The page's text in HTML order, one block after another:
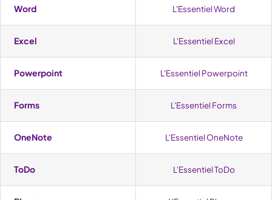
Word L'Essentiel Word
Excel L'Essentiel Excel
Powerpoint L'Essentiel Powerpoint
Forms L'Essentiel Forms
OneNote L'Essentiel OneNote
ToDo L'Essentiel ToDo